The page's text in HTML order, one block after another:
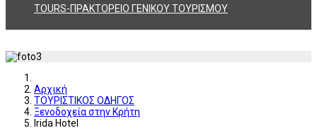
TOURS-ΠΡΑΚΤΟΡΕΙΟ ΓΕΝΙΚΟΥ ΤΟΥΡΙΣΜΟΥ
Αρχική
ΤΟΥΡΙΣΤΙΚΟΣ ΟΔΗΓΟΣ
Ξενοδοχεία στην Κρήτη
Irida Hotel